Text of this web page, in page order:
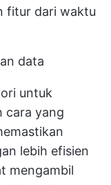
fitur dari waktu
data
untuk
cara yang
lebih efisien
mengambil